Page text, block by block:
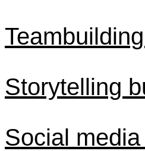
Storytelling
Social